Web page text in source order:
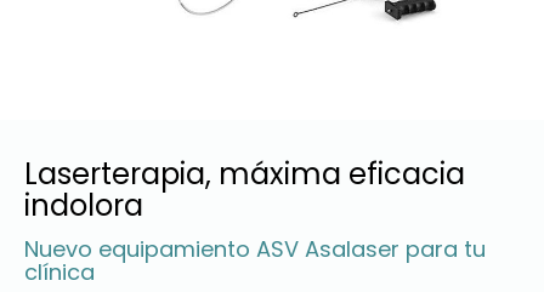
Laserterapia, máxima eficacia
indolora
Nuevo equipamiento ASV Asalaser para tu
clínica